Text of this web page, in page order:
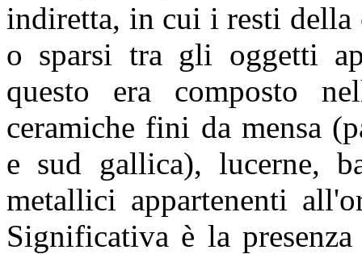
indiretta, in cui i resti della
o sparsi tra gli oggetti
questo era composto
ceramiche fini da mensa
e sud gallica), lucerne,
metallici appartenenti
Significativa è la